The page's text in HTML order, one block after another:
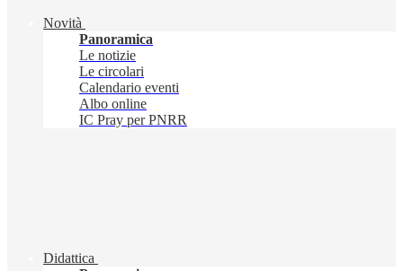
Novità
Panoramica
Le notizie
Le circolari
Calendario eventi
Albo online
IC Pray per PNRR
Didattica